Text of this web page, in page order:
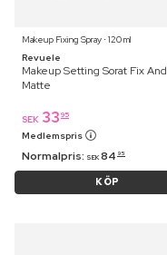
Makeup Fixing Spray ⋅ 120 ml
Revuele
Makeup Setting Sorat Fix And
Matte
SEK 33 95
Medlemspris
Normalpris: SEK 84 95
KÖP